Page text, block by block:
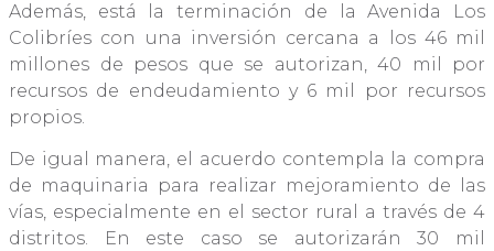
Además, está la terminación de la Avenida Los
Colibríes con una inversión cercana a los 46 mil
millones de pesos que se autorizan, 40 mil por
recursos de endeudamiento y 6 mil por recursos
propios.
De igual manera, el acuerdo contempla la compra
de maquinaria para realizar mejoramiento de las
vías, especialmente en el sector rural a través de 4
distritos. En este caso se autorizarán 30 mil